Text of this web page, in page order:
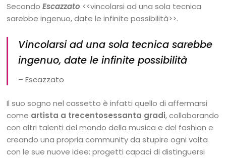
SecondoEscazzato <<vincolarsi ad una sola tecnica
sarebbe ingenuo, date le infinite possibilità>>.
Vincolarsi ad una sola tecnica sarebbe
ingenuo, date le infinite possibilità
– Escazzato
Il suo sogno nel cassetto è infatti quello di affermarsi
come artista a trecentosessanta gradi, collaborando
con altri talenti del mondo della musica e del fashion e
creando una propria community da stupire ogni volta
con le sue nuove idee: progetti capaci di distinguersi